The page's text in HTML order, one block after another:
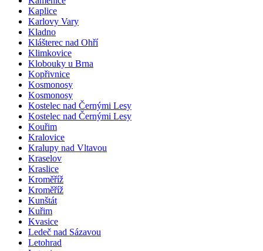
Kaplice
Karlovy Vary
Kladno
Klášterec nad Ohří
Klimkovice
Klobouky u Brna
Kopřivnice
Kosmonosy
Kosmonosy
Kostelec nad Černými Lesy
Kostelec nad Černými Lesy
Kouřim
Kralovice
Kralupy nad Vltavou
Kraselov
Kraslice
Kroměříž
Kroměříž
Kunštát
Kuřim
Kvasice
Ledeč nad Sázavou
Letohrad